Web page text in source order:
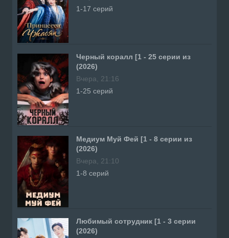
1-17 серий
Черный коралл [1 - 25 серии из
(2026)
Вчера, 21:16
1-25 серий
Медиум Муй Фей [1 - 8 серии из
(2026)
Вчера, 21:10
1-8 серий
Любимый сотрудник [1 - 3 серии
(2026)